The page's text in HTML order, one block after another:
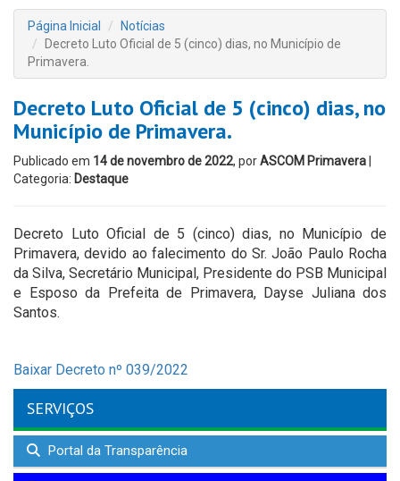
Página Inicial
Notícias
Decreto Luto Oficial de 5 (cinco) dias, no Município de
Primavera.
Decreto Luto Oficial de 5 (cinco) dias, no
Município de Primavera.
Publicado em 14 de novembro de 2022, porASCOM Primavera
Categoria: Destaque
Decreto Luto Oficial de 5 (cinco) dias, no Município de
Primavera, devido ao falecimento do Sr. João Paulo Rocha
da Silva, Secretário Municipal, Presidente do PSB Municipal
e Esposo da Prefeita de Primavera, Dayse Juliana dos
Santos.
Baixar Decreto nº 039/2022
SERVIÇOS
Portal da Transparência